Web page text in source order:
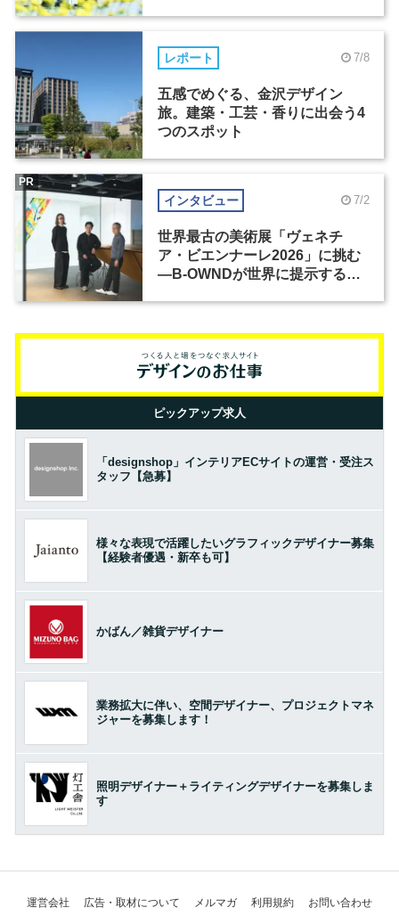
レポート 7/8
五感でめぐる、金沢デザイン
旅。建築・工芸・香りに出会う4
つのスポット
インタビュー 7/2
世界最古の美術展「ヴェネチ
ア・ビエンナーレ2026」に挑む
―B-OWNDが世界に提示する美
PR
ピックアップ求人
「designshop」インテリアECサイトの運営・受注ス
タッフ【急募】
様々な表現で活躍したいグラフィックデザイナー募集
【経験者優遇・新卒も可】
かばん／雑貨デザイナー
業務拡大に伴い、空間デザイナー、プロジェクトマネ
ジャーを募集します！
照明デザイナー＋ライティングデザイナーを募集しま
す
運営会社 広告・取材について メルマガ 利用規約 お問い合わせ